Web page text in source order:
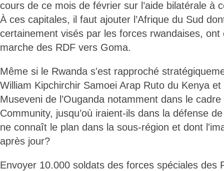
cours de ce mois de février sur l’aide bilatérale à
À ces capitales, il faut ajouter l’Afrique du Sud
certainement visés par les forces rwandaises, ont
marche des RDF vers Goma.
Même si le Rwanda s'est rapproché
William Kipchirchir Samoei Arap Ruto du Kenya et
Museveni de l’Ouganda notamment dans le cadre
Community, jusqu’où iraient-ils dans la défense
ne connaît le plan dans la sous-région et dont
après jour?
Envoyer 10.000 soldats des forces spéciales des